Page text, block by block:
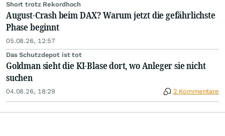
Short trotz Rekordhoch
August-Crash beim DAX? Warum jetzt die gefährlichste
Phase beginnt
05.08.26, 12:57
Das Schutzdepot ist tot
Goldman sieht die KI-Blase dort, wo Anleger sie nicht
suchen
04.08.26, 18:29 2 Kommentare